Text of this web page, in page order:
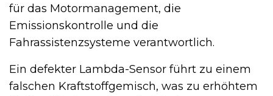
für das Motormanagement, die
Emissionskontrolle und die
Fahrassistenzsysteme verantwortlich.
Ein defekter Lambda-Sensor führt zu einem
falschen Kraftstoffgemisch, was zu erhöhtem